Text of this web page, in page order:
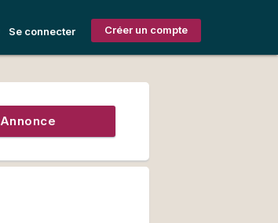
Créer un compte
Se connecter
Annonce